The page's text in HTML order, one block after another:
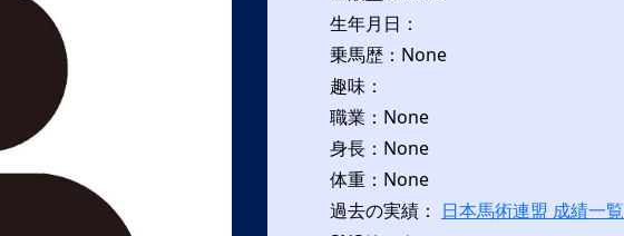
生年月日：
乗馬歴：None
趣味：
職業：None
身長：None
体重：None
過去の実績： 日本馬術連盟 成績一覧